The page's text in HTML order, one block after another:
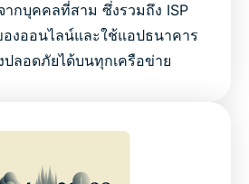
ากบุคคลที่สาม ซึ่งรวมถึง ISP
งออนไลน์และใช้แอปธนาคาร
ลอดภัยได้บนทุกเครือข่าย